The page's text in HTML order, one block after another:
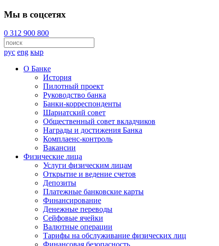
Мы в соцсетях
0 312 900 800
рус eng кыр
О Банке
История
Пилотный проект
Руководство банка
Банки-корреспонденты
Шариатский совет
Общественный совет вкладчиков
Награды и достижения Банка
Комплаенс-контроль
Вакансии
Физические лица
Услуги физическим лицам
Открытие и ведение счетов
Депозиты
Платежные банковские карты
Финансирование
Денежные переводы
Сейфовые ячейки
Валютные операции
Тарифы на обслуживание физических лиц